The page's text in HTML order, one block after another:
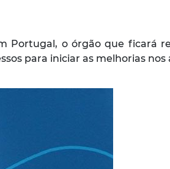
Portugal, o órgão que ficará
para iniciar as melhorias